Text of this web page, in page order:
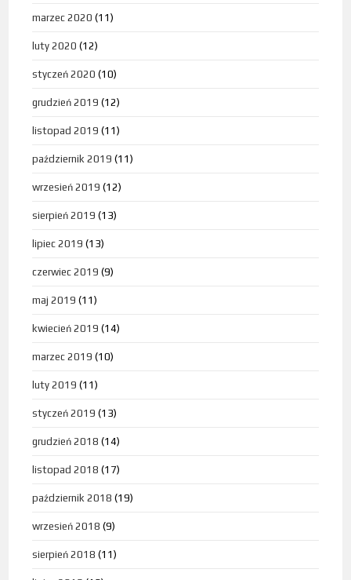
marzec 2020 (11)
luty 2020 (12)
styczeń 2020 (10)
grudzień 2019 (12)
listopad 2019 (11)
październik 2019 (11)
wrzesień 2019 (12)
sierpień 2019 (13)
lipiec 2019 (13)
czerwiec 2019 (9)
maj 2019 (11)
kwiecień 2019 (14)
marzec 2019 (10)
luty 2019 (11)
styczeń 2019 (13)
grudzień 2018 (14)
listopad 2018 (17)
październik 2018 (19)
wrzesień 2018 (9)
sierpień 2018 (11)